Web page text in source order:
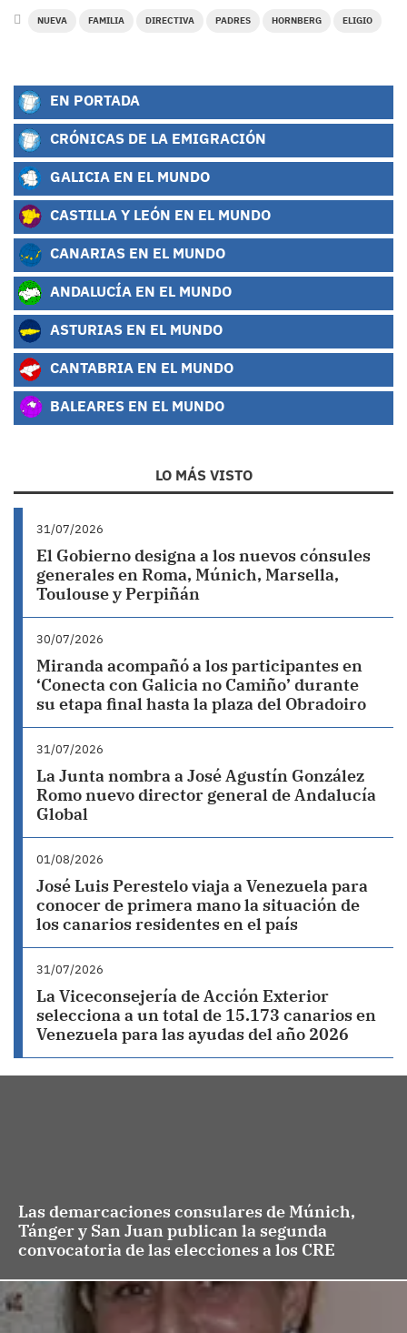
NUEVA FAMILIA DIRECTIVA PADRES HORNBERG ELIGIO
EN PORTADA
CRÓNICAS DE LA EMIGRACIÓN
GALICIA EN EL MUNDO
CASTILLA Y LEÓN EN EL MUNDO
CANARIAS EN EL MUNDO
ANDALUCÍA EN EL MUNDO
ASTURIAS EN EL MUNDO
CANTABRIA EN EL MUNDO
BALEARES EN EL MUNDO
LO MÁS VISTO
31/07/2026
El Gobierno designa a los nuevos cónsules
generales en Roma, Múnich, Marsella,
Toulouse y Perpiñán
30/07/2026
Miranda acompañó a los participantes en
‘Conecta con Galicia no Camiño’ durante
su etapa final hasta la plaza del Obradoiro
31/07/2026
La Junta nombra a José Agustín González
Romo nuevo director general de Andalucía
Global
01/08/2026
José Luis Perestelo viaja a Venezuela para
conocer de primera mano la situación de
los canarios residentes en el país
31/07/2026
La Viceconsejería de Acción Exterior
selecciona a un total de 15.173 canarios en
Venezuela para las ayudas del año 2026
Las demarcaciones consulares de Múnich,
Tánger y San Juan publican la segunda
convocatoria de las elecciones a los CRE